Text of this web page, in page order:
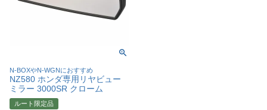
N-BOXやN-WGNにおすすめ
NZ580 ホンダ専用リヤビュー
ミラー 3000SR クローム
ルート限定品